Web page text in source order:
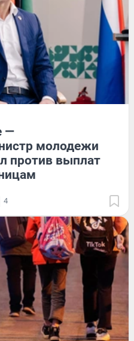
—
молодежи
против выплат
4